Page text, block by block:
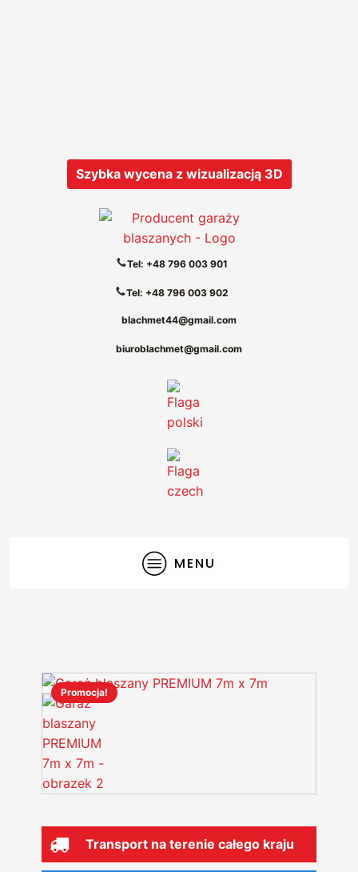
Szybka wycena z wizualizacją 3D
Tel: +48 796 003 901
Tel: +48 796 003 902
blachmet44@gmail.com
biuroblachmet@gmail.com
MENU
Promocja!
Transport na terenie całego kraju